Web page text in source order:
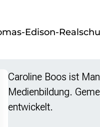
Edison-
Caroline Boos ist
Medienbildung.
entwickelt.